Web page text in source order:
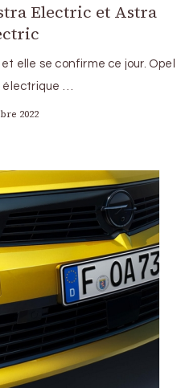
Electric et Astra
elle se confirme ce jour. Opel
électrique …
2022